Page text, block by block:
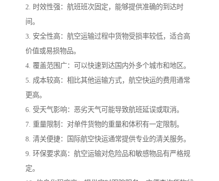
2. 时效性强：航班班次固定，能够提供准确的到达时
间。
3. 安全性高：航空运输过程中货物受损率较低，适合高
价值或易损物品。
4. 覆盖范围广：可以快速到达国内外多个城市和地区。
5. 成本较高：相比其他运输方式，航空快运的费用通常
更高。
6. 受天气影响：恶劣天气可能导致航班延误或取消。
7. 重量限制：对单件货物的重量和体积有一定限制。
8. 清关便捷：国际航空快运通常提供专业的清关服务。
9. 环保要求高：航空运输对危险品和敏感物品有严格规
定。